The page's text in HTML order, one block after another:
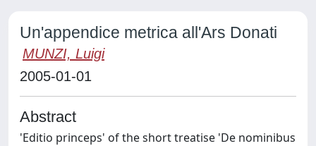
Un'appendice metrica all'Ars Donati
MUNZI, Luigi
2005-01-01
Abstract
'Editio princeps' of the short treatise 'De nominibus